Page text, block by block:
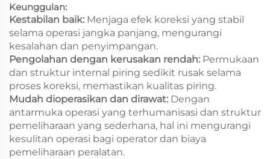
Keunggulan:
Kestabilan baik: Menjaga efek koreksi yang stabil
selama operasi jangka panjang, mengurangi
kesalahan dan penyimpangan.
Pengolahan dengan kerusakan rendah: Permukaan
dan struktur internal piring sedikit rusak selama
proses koreksi, memastikan kualitas piring.
Mudah dioperasikan dan dirawat: Dengan
antarmuka operasi yang terhumanisasi dan struktur
pemeliharaan yang sederhana, hal ini mengurangi
kesulitan operasi bagi operator dan biaya
pemeliharaan peralatan.